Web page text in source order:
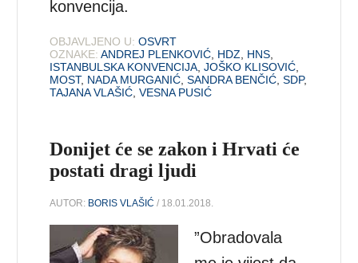
konvencija.
OBJAVLJENO U: OSVRT
OZNAKE: ANDREJ PLENKOVIĆ, HDZ, HNS,
ISTANBULSKA KONVENCIJA,JOŠKO KLISOVIĆ,
MOST, NADA MURGANIĆ,SANDRA BENČIĆ,SDP,
TAJANA VLAŠIĆ,VESNA PUSIĆ
Donijet će se zakon i Hrvati će
postati dragi ljudi
AUTOR: BORIS VLAŠIĆ / 18.01.2018.
”Obradovala